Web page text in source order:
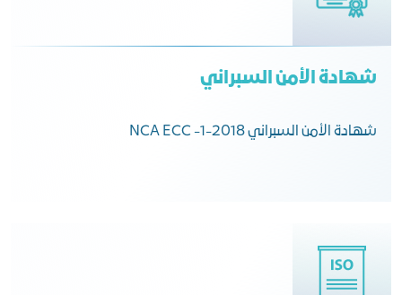
شهادة الأمن السبراني
شهادة الأمن السبراني NCA ECC -1-2018